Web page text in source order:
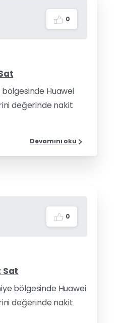
0
bölgesinde Huawei
değerinde nakit
Devamını oku
0
Sat
bölgesinde Huawei
değerinde nakit